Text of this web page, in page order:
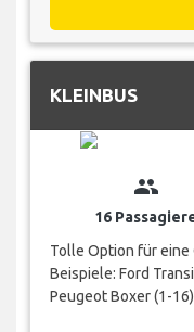
KLEINBUS
group
16
Tolle Option für eine
Beispiele: Ford
Peugeot Boxer (1-